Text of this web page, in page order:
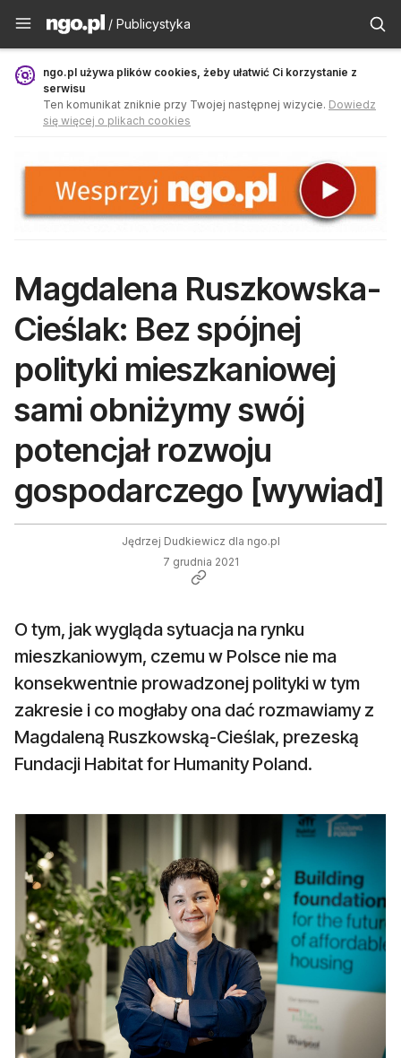
Publicystyka - ngo.pl
/ Publicystyka
ngo.pl używa plików cookies, żeby ułatwić Ci korzystanie z
serwisu
Ten komunikat zniknie przy Twojej następnej wizycie. Dowiedz
się więcej o plikach cookies
Magdalena Ruszkowska-
Cieślak: Bez spójnej
polityki mieszkaniowej
sami obniżymy swój
potencjał rozwoju
gospodarczego [wywiad]
Jędrzej Dudkiewicz dla ngo.pl
7 grudnia 2021
O tym, jak wygląda sytuacja na rynku
mieszkaniowym, czemu w Polsce nie ma
konsekwentnie prowadzonej polityki w tym
zakresie i co mogłaby ona dać rozmawiamy z
Magdaleną Ruszkowską-Cieślak, prezeską
Fundacji Habitat for Humanity Poland.